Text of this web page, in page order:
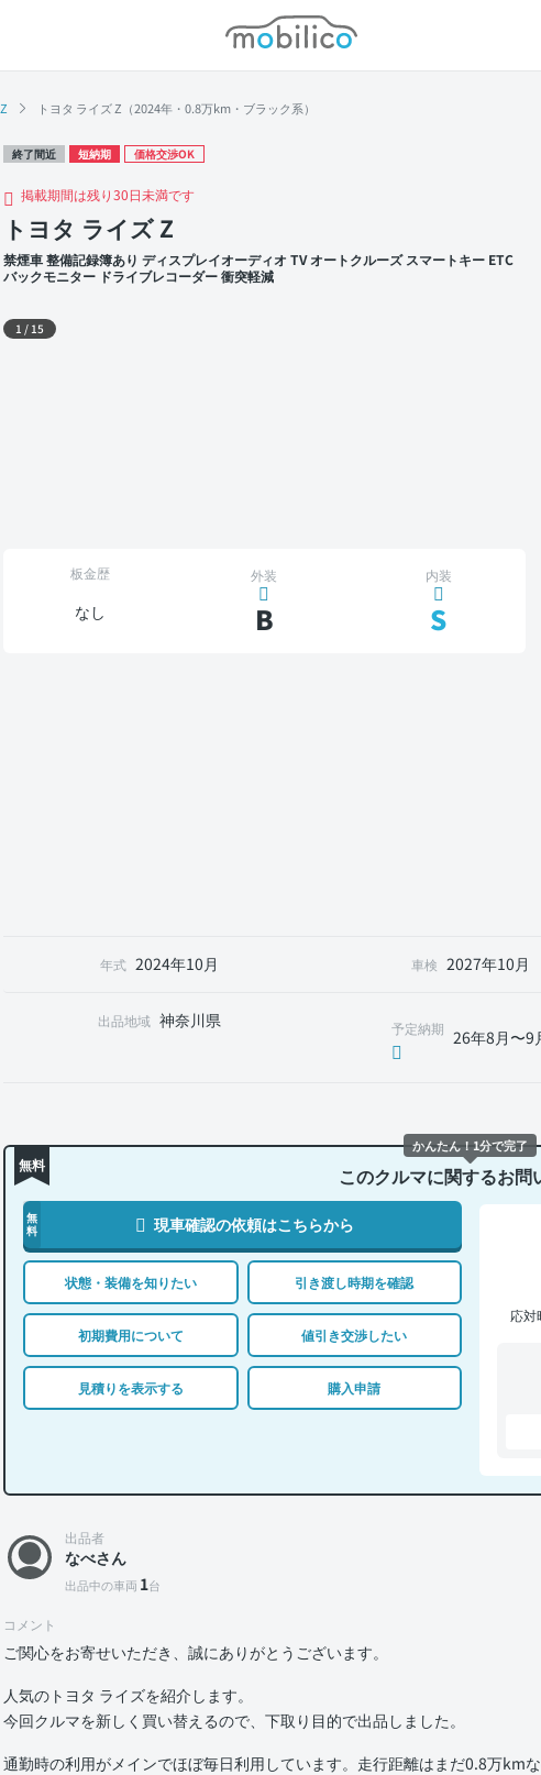
モビリコ
Z トヨタ ライズ Z（2024年・0.8万km・ブラック系）
終了間近 短納期 価格交渉OK
掲載期間は残り30日未満です
トヨタ ライズ Z
禁煙車 整備記録簿あり ディスプレイオーディオ TV オートクルーズ スマートキー ETC
バックモニター ドライブレコーダー 衝突軽減
外装 左前
1 /15
板金歴
なし
外装
B
内装
S
年式 2024年10月 車検 2027年10月
出品地域 神奈川県 予定納期 26年8月〜9
無料 このクルマに関するお問
無
料
現車確認の依頼はこちらから
状態・装備を知りたい 引き渡し時期を確認
初期費用について 値引き交渉したい
見積りを表示する 購入申請
応
出品者
なべさん
出品中の車両 1台
コメント
ご関心をお寄せいただき、誠にありがとうございます。
人気のトヨタ ライズを紹介します。
今回クルマを新しく買い替えるので、下取り目的で出品しました。
通勤時の利用がメインでほぼ毎日利用しています。走行距離はまだ0.8万km
かんたん！1分で完了